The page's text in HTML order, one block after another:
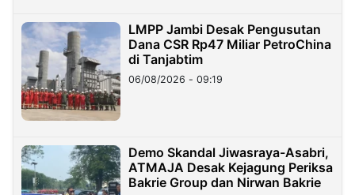
LMPP Jambi Desak Pengusutan
Dana CSR Rp47 Miliar PetroChina
di Tanjabtim
06/08/2026 - 09:19
Demo Skandal Jiwasraya-Asabri,
ATMAJA Desak Kejagung Periksa
Bakrie Group dan Nirwan Bakrie